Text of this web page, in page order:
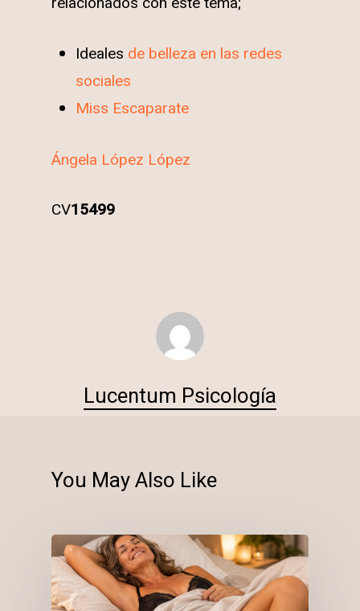
Ideales de belleza en las redes
sociales
Miss Escaparate
Ángela López López
CV15499
Lucentum Psicología
You May Also Like